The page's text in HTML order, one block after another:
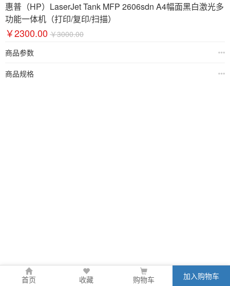
惠普（HP）LaserJet Tank MFP 2606sdn A4幅面黑白激光多
功能一体机（打印/复印/扫描）
￥2300.00 ￥3000.00
商品参数
商品规格
首页 收藏 购物车 加入购物车